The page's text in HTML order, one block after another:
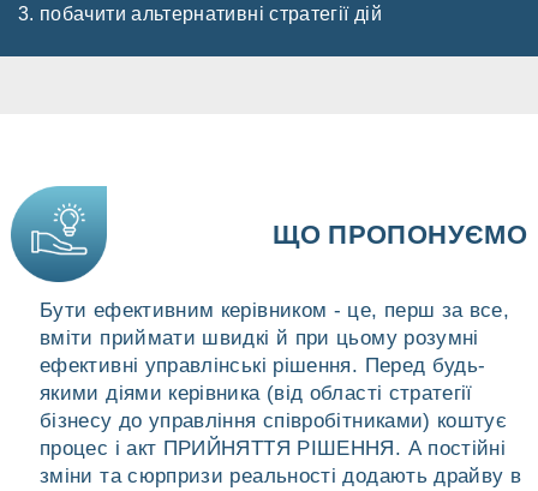
побачити альтернативні стратегії дій
ЩО ПРОПОНУЄМО
Бути ефективним керівником - це, перш за все,
вміти приймати швидкі й при цьому розумні
ефективні управлінські рішення. Перед будь-
якими діями керівника (від області стратегії
бізнесу до управління співробітниками) коштує
процес і акт ПРИЙНЯТТЯ РІШЕННЯ. А постійні
зміни та сюрпризи реальності додають драйву в